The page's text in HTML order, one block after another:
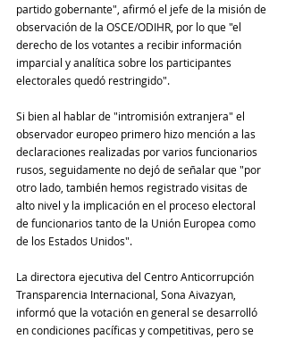
partido gobernante", afirmó el jefe de la misión de
observación de la OSCE/ODIHR, por lo que "el
derecho de los votantes a recibir información
imparcial y analítica sobre los participantes
electorales quedó restringido".
Si bien al hablar de "intromisión extranjera" el
observador europeo primero hizo mención a las
declaraciones realizadas por varios funcionarios
rusos, seguidamente no dejó de señalar que "por
otro lado, también hemos registrado visitas de
alto nivel y la implicación en el proceso electoral
de funcionarios tanto de la Unión Europea como
de los Estados Unidos".
La directora ejecutiva del Centro Anticorrupción
Transparencia Internacional, Sona Aivazyan,
informó que la votación en general se desarrolló
en condiciones pacíficas y competitivas, pero se